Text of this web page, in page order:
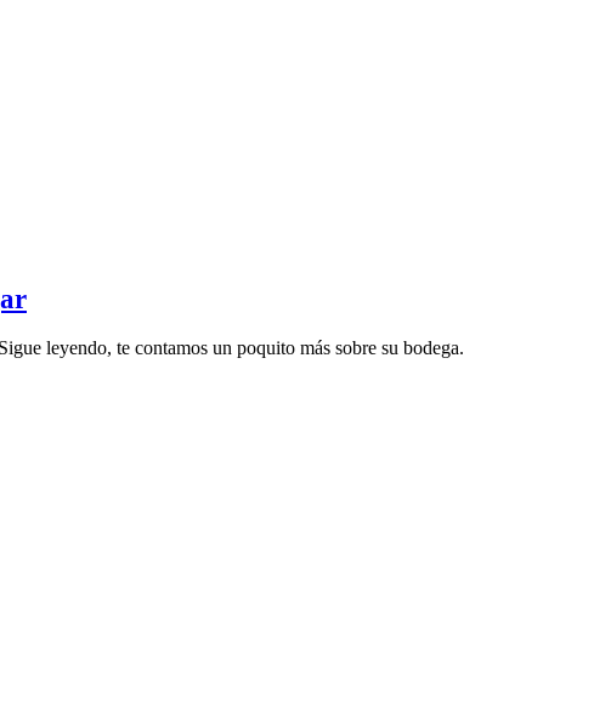
leyendo, te contamos un poquito más sobre su bodega.